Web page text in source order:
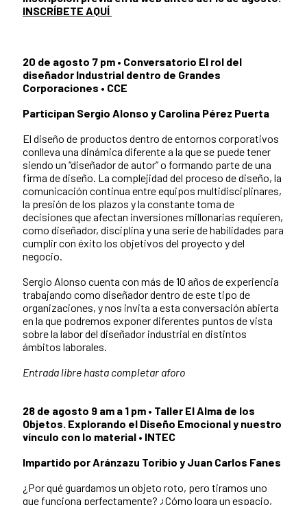
INSCRÍBETE AQUÍ
20 de agosto 7 pm • Conversatorio El rol del
diseñador Industrial dentro de Grandes
Corporaciones • CCE
Participan Sergio Alonso y Carolina Pérez Puerta
El diseño de productos dentro de entornos corporativos
conlleva una dinámica diferente a la que se puede tener
siendo un “diseñador de autor” o formando parte de una
firma de diseño. La complejidad del proceso de diseño, la
comunicación continua entre equipos multidisciplinares,
la presión de los plazos y la constante toma de
decisiones que afectan inversiones millonarias requieren,
como diseñador, disciplina y una serie de habilidades para
cumplir con éxito los objetivos del proyecto y del
negocio.
Sergio Alonso cuenta con más de 10 años de experiencia
trabajando como diseñador dentro de este tipo de
organizaciones, y nos invita a esta conversación abierta
en la que podremos exponer diferentes puntos de vista
sobre la labor del diseñador industrial en distintos
ámbitos laborales.
Entrada libre hasta completar aforo
28 de agosto 9 am a 1 pm • Taller El Alma de los
Objetos. Explorando el Diseño Emocional y nuestro
vínculo con lo material • INTEC
Impartido por Aránzazu Toribio y Juan Carlos Fanes
¿Por qué guardamos un objeto roto, pero tiramos uno
que funciona perfectamente? ¿Cómo logra un espacio,